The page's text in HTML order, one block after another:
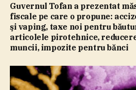
Guvernul Tofan a prezentat
fiscale pe care o propune:
şi vaping, taxe noi pentru
articolele pirotehnice,
muncii, impozite pentru bănci